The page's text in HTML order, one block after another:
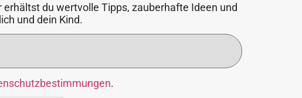
du wertvolle Tipps, zauberhafte Ideen und
und dein Kind.
.